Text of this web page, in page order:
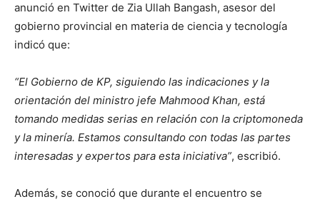
anunció en Twitter de Zia Ullah Bangash, asesor del
gobierno provincial en materia de ciencia y tecnología
indicó que:
“El Gobierno de KP, siguiendo las indicaciones y la
orientación del ministro jefe Mahmood Khan, está
tomando medidas serias en relación con la criptomoneda
y la minería. Estamos consultando con todas las partes
interesadas y expertos para esta iniciativa”, escribió.
Además, se conoció que durante el encuentro se